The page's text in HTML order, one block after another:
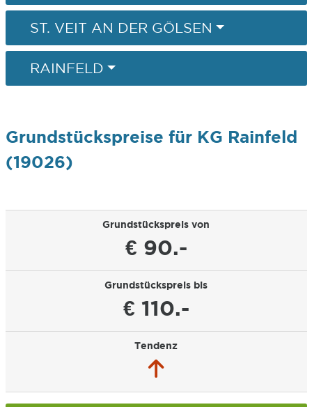
ST. VEIT AN DER GÖLSEN
RAINFELD
Grundstückspreise für KG Rainfeld
(19026)
Grundstückspreis von
€ 90.-
Grundstückspreis bis
€ 110.-
Tendenz